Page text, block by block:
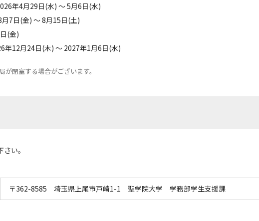
年4月29日(水) ～ 5月6日(水)
月7日(金) ～ 8月15日(土)
(金)
年12月24日(木) ～ 2027年1月6日(水)
閉室する場合がございます。
い。
〒362-8585 埼玉県上尾市戸崎1-1 聖学院大学 学務部学生支援課